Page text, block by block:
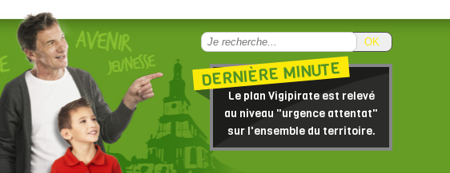
OK
DERNIÈRE MINUTE
Le plan Vigipirate est relevé
au niveau "urgence attentat"
sur l'ensemble du territoire.